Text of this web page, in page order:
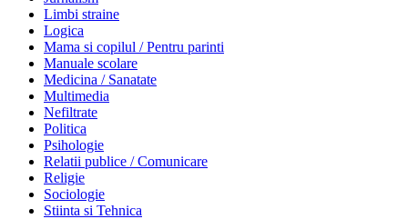
Limbi straine
Logica
Mama si copilul / Pentru parinti
Manuale scolare
Medicina / Sanatate
Multimedia
Nefiltrate
Politica
Psihologie
Relatii publice / Comunicare
Religie
Sociologie
Stiinta si Tehnica